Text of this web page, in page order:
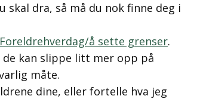
dra, så må du nok finne deg i
Foreldrehverdag/å sette grenser.
kan slippe litt mer opp på
måte.
dine, eller fortelle hva jeg